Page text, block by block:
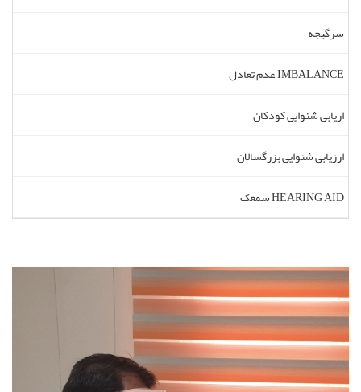
سرگیجه
عدم تعادل IMBALANCE
اریابی شنوایی کودکان
ارزیابی شنوایی بزرگسالان
سمعک HEARING AID